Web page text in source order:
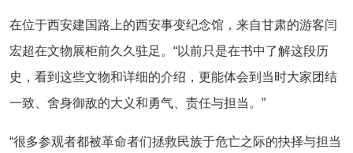
在位于西安建国路上的西安事变纪念馆，来自甘肃的游客闫
宏超在文物展柜前久久驻足。“以前只是在书中了解这段历
史，看到这些文物和详细的介绍，更能体会到当时大家团结
一致、舍身御敌的大义和勇气、责任与担当。”
“很多参观者都被革命者们拯救民族于危亡之际的抉择与担当